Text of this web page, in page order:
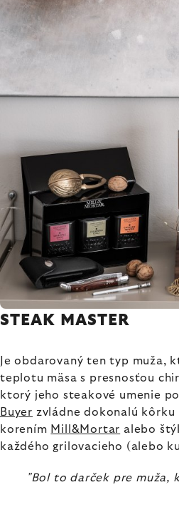
STEAK MASTER
Je obdarovaný ten typ muža,
teplotu mäsa s presnosťou
ktorý jeho steakové umenie
Buyer zvládne dokonalú
korením Mill&Mortar alebo
každého grilovacieho (alebo
"Bol to darček pre muža,